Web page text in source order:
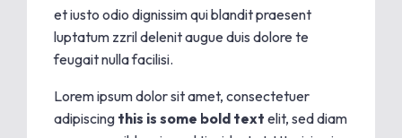
et iusto odio dignissim qui blandit praesent
luptatum zzril delenit augue duis dolore te
feugait nulla facilisi.
Lorem ipsum dolor sit amet, consectetuer
adipiscing this is some bold text elit, sed diam